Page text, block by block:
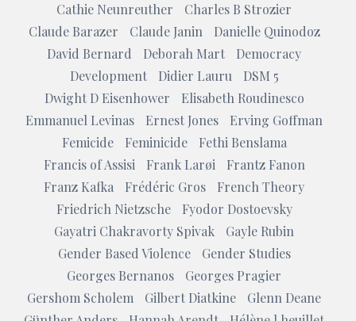
Cathie Neunreuther
Charles B Strozier
Claude Barazer
Claude Janin
Danielle Quinodoz
David Bernard
Deborah Mart
Democracy
Development
Didier Lauru
DSM 5
Dwight D Eisenhower
Elisabeth Roudinesco
Emmanuel Levinas
Ernest Jones
Erving Goffman
Femicide
Feminicide
Fethi Benslama
Francis of Assisi
Frank Larøi
Frantz Fanon
Franz Kafka
Frédéric Gros
French Theory
Friedrich Nietzsche
Fyodor Dostoevsky
Gayatri Chakravorty Spivak
Gayle Rubin
Gender Based Violence
Gender Studies
Georges Bernanos
Georges Pragier
Gershom Scholem
Gilbert Diatkine
Glenn Deane